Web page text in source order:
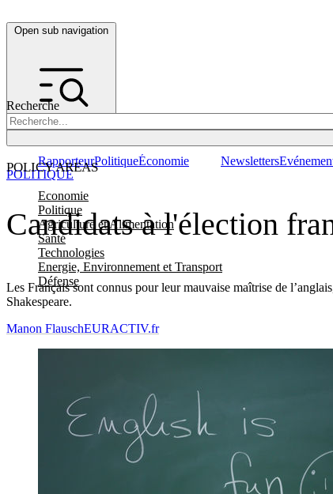
Open sub navigation
Recherche
POLICY AREAS
Economie
Politique
Agriculture et Alimentation
Santé
Technologies
Energie, Environnement et Transport
Défense
RapporteurPolitiqueÉconomie Newsletters
Candidats à l'élection
Les Français sont connus pour leur mauvaise maîtrise de
Shakespeare.
POLITIQUE
Manon FlauschEURACTIV.fr